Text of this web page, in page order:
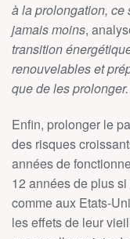
à la prolongation, ce
jamais moins,
transition
renouvelables et
que de les prolonger.
Enfin, prolonger le
des risques
années de
12 années de plus
comme aux Etats-
les effets de leur